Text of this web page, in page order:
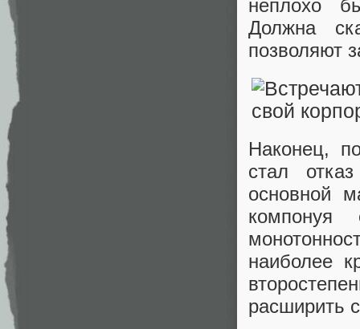
неплохо
Должна
позволяют
Наконец,
стал
основной
наиболее
расширить